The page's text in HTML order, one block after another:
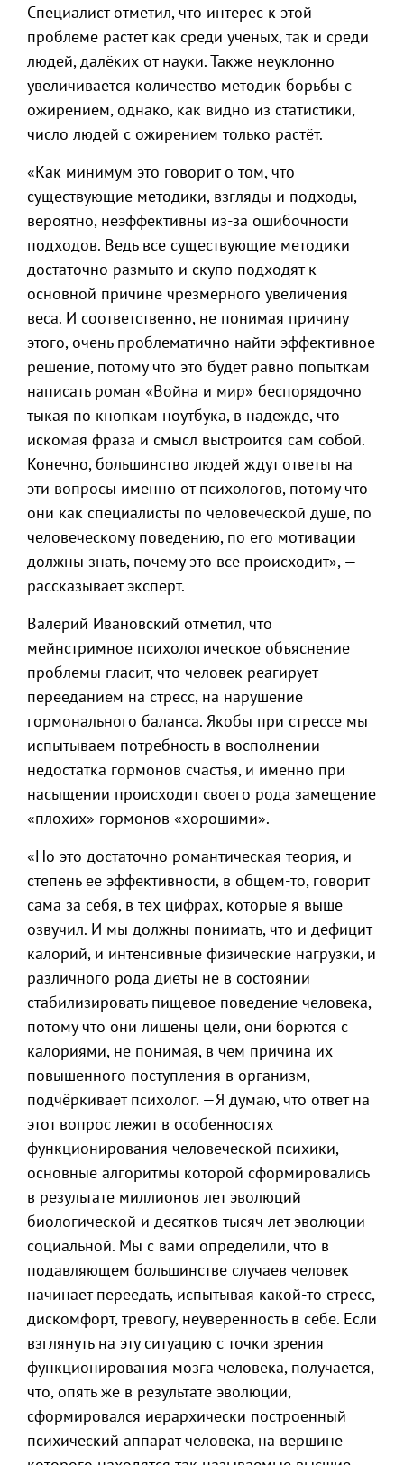
Специалист отметил, что интерес к этой
проблеме растёт как среди учёных, так и среди
людей, далёких от науки. Также неуклонно
увеличивается количество методик борьбы с
ожирением, однако, как видно из статистики,
число людей с ожирением только растёт.
«Как минимум это говорит о том, что
существующие методики, взгляды и подходы,
вероятно, неэффективны из-за ошибочности
подходов. Ведь все существующие методики
достаточно размыто и скупо подходят к
основной причине чрезмерного увеличения
веса. И соответственно, не понимая причину
этого, очень проблематично найти эффективное
решение, потому что это будет равно попыткам
написать роман «Война и мир» беспорядочно
тыкая по кнопкам ноутбука, в надежде, что
искомая фраза и смысл выстроится сам собой.
Конечно, большинство людей ждут ответы на
эти вопросы именно от психологов, потому что
они как специалисты по человеческой душе, по
человеческому поведению, по его мотивации
должны знать, почему это все происходит», —
рассказывает эксперт.
Валерий Ивановский отметил, что
мейнстримное психологическое объяснение
проблемы гласит, что человек реагирует
перееданием на стресс, на нарушение
гормонального баланса. Якобы при стрессе мы
испытываем потребность в восполнении
недостатка гормонов счастья, и именно при
насыщении происходит своего рода замещение
«плохих» гормонов «хорошими».
«Но это достаточно романтическая теория, и
степень ее эффективности, в общем-то, говорит
сама за себя, в тех цифрах, которые я выше
озвучил. И мы должны понимать, что и дефицит
калорий, и интенсивные физические нагрузки, и
различного рода диеты не в состоянии
стабилизировать пищевое поведение человека,
потому что они лишены цели, они борются с
калориями, не понимая, в чем причина их
повышенного поступления в организм, —
подчёркивает психолог. —Я думаю, что ответ на
этот вопрос лежит в особенностях
функционирования человеческой психики,
основные алгоритмы которой сформировались
в результате миллионов лет эволюций
биологической и десятков тысяч лет эволюции
социальной. Мы с вами определили, что в
подавляющем большинстве случаев человек
начинает переедать, испытывая какой-то стресс,
дискомфорт, тревогу, неуверенность в себе. Если
взглянуть на эту ситуацию с точки зрения
функционирования мозга человека, получается,
что, опять же в результате эволюции,
сформировался иерархически построенный
психический аппарат человека, на вершине